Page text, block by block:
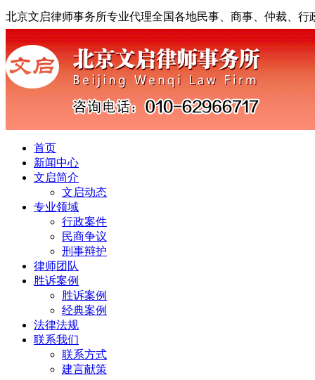
北京文启律师事务所专业代理全国各地民事、商事、仲裁、行
首页
新闻中心
文启简介
文启动态
专业领域
行政案件
民商争议
刑事辩护
律师团队
胜诉案例
胜诉案例
经典案例
法律法规
联系我们
联系方式
建言献策